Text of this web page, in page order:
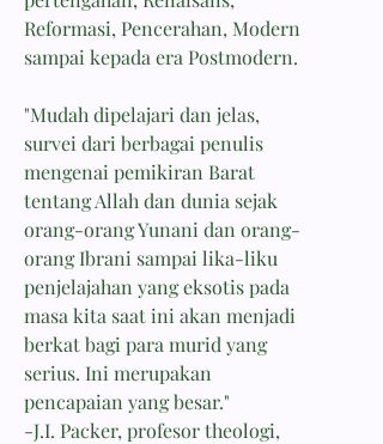
Reformasi, Pencerahan, Modern
sampai kepada era Postmodern.
"Mudah dipelajari dan jelas,
survei dari berbagai penulis
mengenai pemikiran Barat
tentang Allah dan dunia sejak
orang-orang Yunani dan orang-
orang Ibrani sampai lika-liku
penjelajahan yang eksotis pada
masa kita saat ini akan menjadi
berkat bagi para murid yang
serius. Ini merupakan
pencapaian yang besar."
-J.I. Packer, profesor theologi,